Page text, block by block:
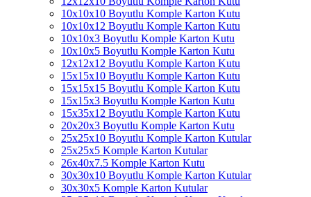
10x10x10 Boyutlu Komple Karton Kutu
10x10x12 Boyutlu Komple Karton Kutu
10x10x3 Boyutlu Komple Karton Kutu
10x10x5 Boyutlu Komple Karton Kutu
12x12x12 Boyutlu Komple Karton Kutu
15x15x10 Boyutlu Komple Karton Kutu
15x15x15 Boyutlu Komple Karton Kutu
15x15x3 Boyutlu Komple Karton Kutu
15x35x12 Boyutlu Komple Karton Kutu
20x20x3 Boyutlu Komple Karton Kutu
25x25x10 Boyutlu Komple Karton Kutular
25x25x5 Komple Karton Kutular
26x40x7.5 Komple Karton Kutu
30x30x10 Boyutlu Komple Karton Kutular
30x30x5 Komple Karton Kutular